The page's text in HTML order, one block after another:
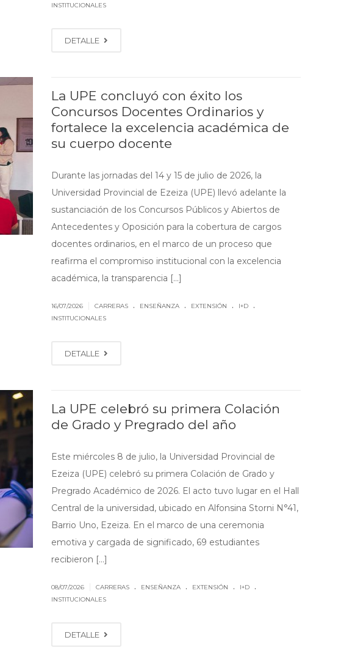
INSTITUCIONALES
DETALLE
La UPE concluyó con éxito los
Concursos Docentes Ordinarios y
fortalece la excelencia académica de
su cuerpo docente
Durante las jornadas del 14 y 15 de julio de 2026, la
Universidad Provincial de Ezeiza (UPE) llevó adelante la
sustanciación de los Concursos Públicos y Abiertos de
Antecedentes y Oposición para la cobertura de cargos
docentes ordinarios, en el marco de un proceso que
reafirma el compromiso institucional con la excelencia
académica, la transparencia [...]
16/07/2026 CARRERAS . ENSEÑANZA . EXTENSIÓN . I+D .
INSTITUCIONALES
DETALLE
La UPE celebró su primera Colación
de Grado y Pregrado del año
Este miércoles 8 de julio, la Universidad Provincial de
Ezeiza (UPE) celebró su primera Colación de Grado y
Pregrado Académico de 2026. El acto tuvo lugar en el Hall
Central de la universidad, ubicado en Alfonsina Storni N°41,
Barrio Uno, Ezeiza. En el marco de una ceremonia
emotiva y cargada de significado, 69 estudiantes
recibieron [...]
08/07/2026 CARRERAS . ENSEÑANZA . EXTENSIÓN . I+D .
INSTITUCIONALES
DETALLE